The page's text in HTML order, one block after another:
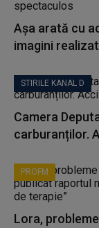
Așa arată cu
imagini
STIRILE KANAL D
Camera
carburanților.
PROFM
Lora,